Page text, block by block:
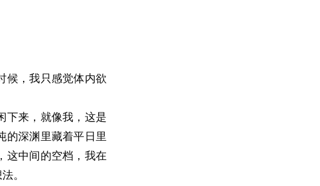
候，我只感觉体内欲
下来，就像我，这是
的深渊里藏着平日里
这中间的空档，我在
。